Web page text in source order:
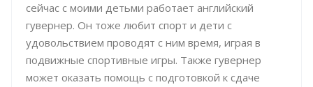
сейчас с моими детьми работает английский
гувернер. Он тоже любит спорт и дети с
удовольствием проводят с ним время, играя в
подвижные спортивные игры. Также гувернер
может оказать помощь с подготовкой к сдаче